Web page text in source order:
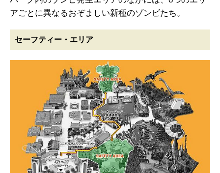
アごとに異なるおぞましい新種のゾンビたち。
セーフティー・エリア